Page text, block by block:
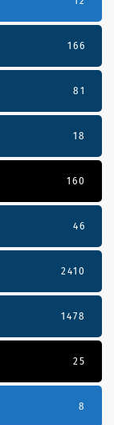
166
81
18
160
46
2410
1478
25
8